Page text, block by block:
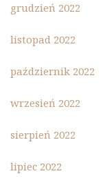
grudzień 2022
listopad 2022
październik 2022
wrzesień 2022
sierpień 2022
lipiec 2022